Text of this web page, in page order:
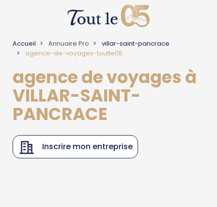
Accueil Annuaire Pro
villar-saint-pancrace
agence-de-voyages-toutle05
agence de voyages à
VILLAR-SAINT-
PANCRACE
Inscrire mon entreprise